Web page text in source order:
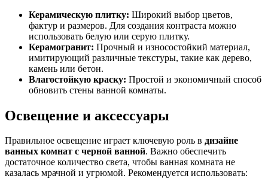
Керамическую плитку: Широкий выбор цветов,
фактур и размеров. Для создания контраста можно
использовать белую или серую плитку.
Керамогранит: Прочный и износостойкий материал,
имитирующий различные текстуры, такие как дерево,
камень или бетон.
Влагостойкую краску: Простой и экономичный способ
обновить стены ванной комнаты.
Освещение и аксессуары
Правильное освещение играет ключевую роль в дизайне
ванных комнат с черной ванной. Важно обеспечить
достаточное количество света, чтобы ванная комната не
казалась мрачной и угрюмой. Рекомендуется использовать: